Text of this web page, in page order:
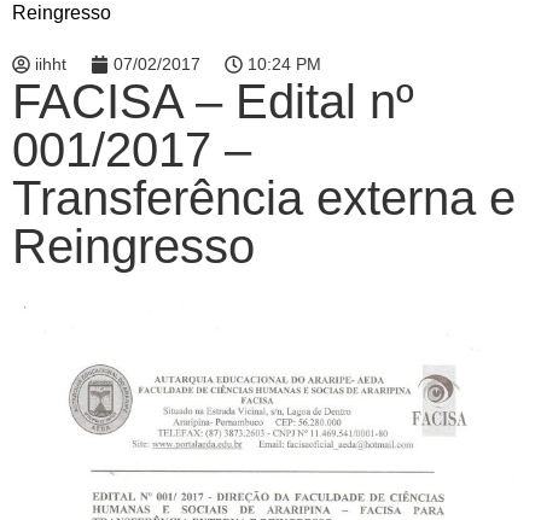
Reingresso
iihht 07/02/2017 10:24 PM
FACISA – Edital nº
001/2017 –
Transferência externa e
Reingresso